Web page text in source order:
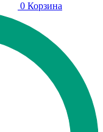
0 Корзина